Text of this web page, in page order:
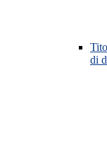
di